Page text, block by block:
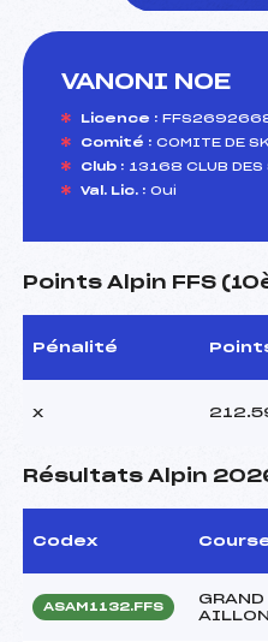
VANONI NOE
Licence :
Comité : COMITE DE
Club : 13168 CLUB DES
Val. Lic. : Oui
Points Alpin FFS
Pénalité
x
Résultats Alpin
Codex
ASAM1132.FFS